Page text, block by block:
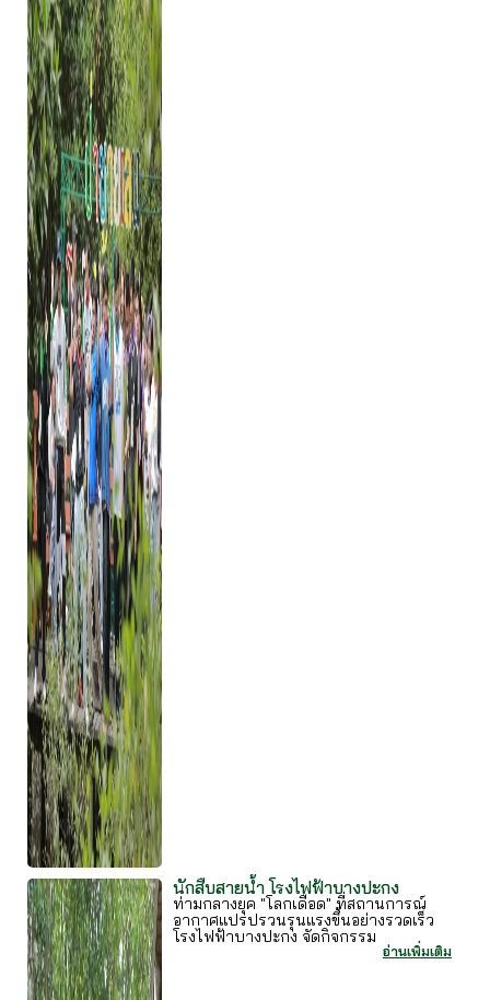
นักสืบสายน้ำ โรงไฟฟ้าบางปะกง
ท่ามกลางยุค "โลกเดือด" ที่สถานการณ์
อากาศแปรปรวนรุนแรงขึ้นอย่างรวดเร็ว
โรงไฟฟ้าบางปะกง จัดกิจกรรม
อ่านเพิ่มเติม